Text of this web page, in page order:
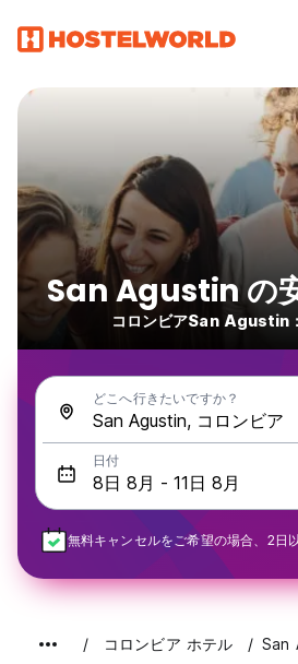
San Agustin の
コロンビアSan Agustin
どこへ行きたいですか？
日付
無料キャンセルをご希望の場合、2日
コロンビア ホテル San